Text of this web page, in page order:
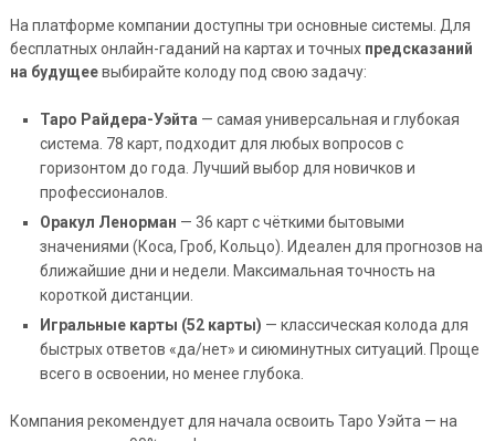
На платформе компании доступны три основные системы. Для
бесплатных онлайн-гаданий на картах и точных предсказаний
на будущеевыбирайте колоду под свою задачу:
Таро Райдера-Уэйта — самая универсальная и глубокая
система. 78 карт, подходит для любых вопросов с
горизонтом до года. Лучший выбор для новичков и
профессионалов.
Оракул Ленорман — 36 карт с чёткими бытовыми
значениями (Коса, Гроб, Кольцо). Идеален для прогнозов на
ближайшие дни и недели. Максимальная точность на
короткой дистанции.
Игральные карты (52 карты) — классическая колода для
быстрых ответов «да/нет» и сиюминутных ситуаций. Проще
всего в освоении, но менее глубока.
Компания рекомендует для начала освоить Таро Уэйта — на